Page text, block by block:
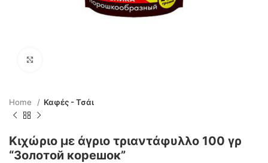
Home Καφές - Τσάι
Κιχώριο με άγριο τριαντάφυλλο 100 γρ
“Золотой корешок”